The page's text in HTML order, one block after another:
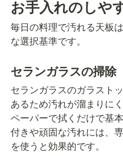
お手入れのしや
毎日の料理で汚れる天板
な選択基準です。
セランガラスの掃除
セランガラスのガラスト
あるため汚れが溜まりに
ペーパーで拭くだけで基
付きや頑固な汚れには、
を使うと効果的です。